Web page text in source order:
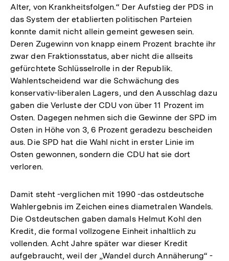
Alter, von Krankheitsfolgen.“ Der Aufstieg der PDS in
das System der etablierten politischen Parteien
konnte damit nicht allein gemeint gewesen sein.
Deren Zugewinn von knapp einem Prozent brachte ihr
zwar den Fraktionsstatus, aber nicht die allseits
gefürchtete Schlüsselrolle in der Republik.
Wahlentscheidend war die Schwächung des
konservativ-liberalen Lagers, und den Ausschlag dazu
gaben die Verluste der CDU von über 11 Prozent im
Osten. Dagegen nehmen sich die Gewinne der SPD im
Osten in Höhe von 3, 6 Prozent geradezu bescheiden
aus. Die SPD hat die Wahl nicht in erster Linie im
Osten gewonnen, sondern die CDU hat sie dort
verloren.
Damit steht -verglichen mit 1990 -das ostdeutsche
Wahlergebnis im Zeichen eines diametralen Wandels.
Die Ostdeutschen gaben damals Helmut Kohl den
Kredit, die formal vollzogene Einheit inhaltlich zu
vollenden. Acht Jahre später war dieser Kredit
aufgebraucht, weil der „Wandel durch Annäherung“ -